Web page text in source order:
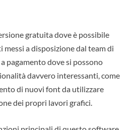
gratuita dove è possibile
a disposizione dal team di
pagamento dove si possono
davvero interessanti, come
di nuovi font da utilizzare
dei propri lavori grafici.